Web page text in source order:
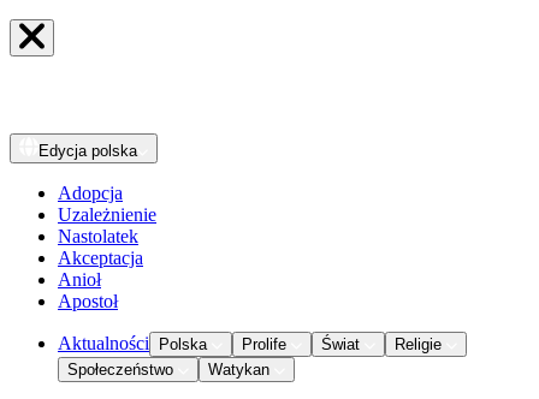
Edycja polska
Adopcja
Uzależnienie
Nastolatek
Akceptacja
Anioł
Apostoł
Aktualności Polska Prolife Świat
Religie
Społeczeństwo
Watykan